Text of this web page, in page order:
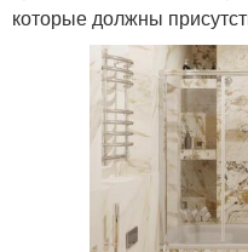
которые должны